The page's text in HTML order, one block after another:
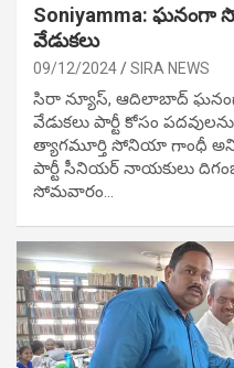
Soniyamma:
వేడుక‌లు
09/12/2024 SIRA NEWS
సిరా న్యూస్, ఆదిలాబాద్
వేడుక‌లు పార్టీ కోసం
త్యాగమూర్తి సోనియా గాంధీ అని
పార్టీ సీనియ‌ర్ నాయ‌కులు
సోమవారం…